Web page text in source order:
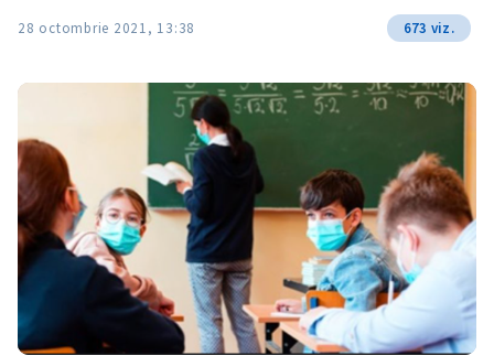
28 octombrie 2021, 13:38 673 viz.